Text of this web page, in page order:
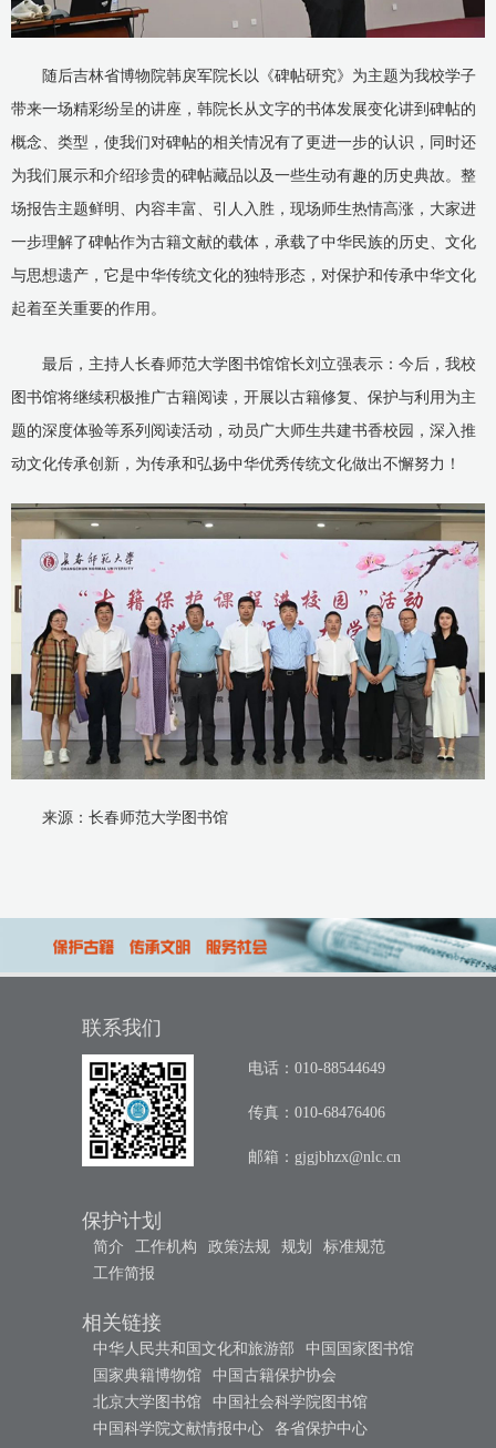
随后吉林省博物院韩戾军院长以《碑帖研究》为主题为我校学子
带来一场精彩纷呈的讲座，韩院长从文字的书体发展变化讲到碑帖的
概念、类型，使我们对碑帖的相关情况有了更进一步的认识，同时还
为我们展示和介绍珍贵的碑帖藏品以及一些生动有趣的历史典故。整
场报告主题鲜明、内容丰富、引人入胜，现场师生热情高涨，大家进
一步理解了碑帖作为古籍文献的载体，承载了中华民族的历史、文化
与思想遗产，它是中华传统文化的独特形态，对保护和传承中华文化
起着至关重要的作用。
最后，主持人长春师范大学图书馆馆长刘立强表示：今后，我校
图书馆将继续积极推广古籍阅读，开展以古籍修复、保护与利用为主
题的深度体验等系列阅读活动，动员广大师生共建书香校园，深入推
动文化传承创新，为传承和弘扬中华优秀传统文化做出不懈努力！
来源：长春师范大学图书馆
联系我们
电话：010-88544649
传真：010-68476406
邮箱： gjgjbhzx@nlc.cn
保护计划
简介 工作机构 政策法规 规划
标准规范
工作简报
相关链接
中华人民共和国文化和旅游部
中国国家图书馆
国家典籍博物馆
中国古籍保护协会
北京大学图书馆
中国社会科学院图书馆
中国科学院文献情报中心
各省保护中心